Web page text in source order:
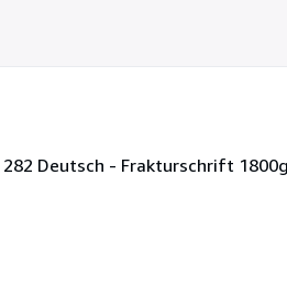
Deutsch - Frakturschrift